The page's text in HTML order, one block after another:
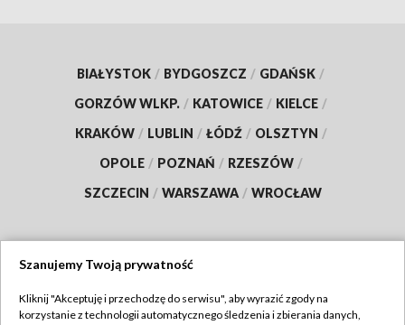
BIAŁYSTOK / BYDGOSZCZ / GDAŃSK /
GORZÓW WLKP. / KATOWICE / KIELCE /
KRAKÓW / LUBLIN / ŁÓDŹ / OLSZTYN /
OPOLE / POZNAŃ / RZESZÓW /
SZCZECIN / WARSZAWA / WROCŁAW
TVP
Szanujemy Twoją prywatność
Kliknij "Akceptuję i przechodzę do serwisu", aby wyrazić zgody na
korzystanie z technologii automatycznego śledzenia i zbierania danych,